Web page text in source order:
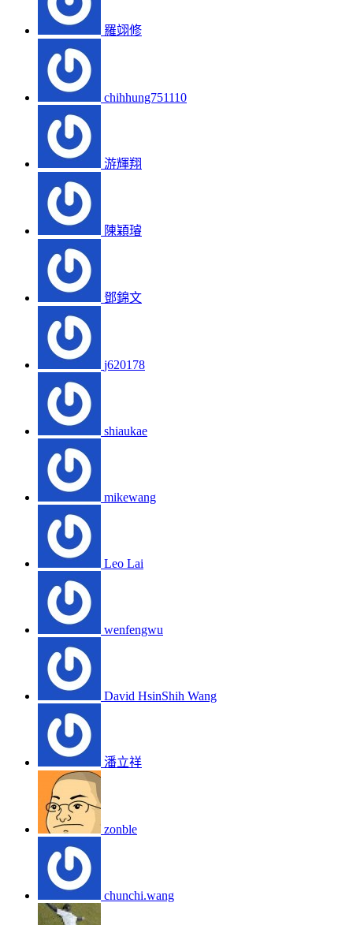
羅翊修
chihhung751110
游輝翔
陳穎璿
鄧錦文
j620178
shiaukae
mikewang
Leo Lai
wenfengwu
David HsinShih Wang
潘立祥
zonble
chunchi.wang